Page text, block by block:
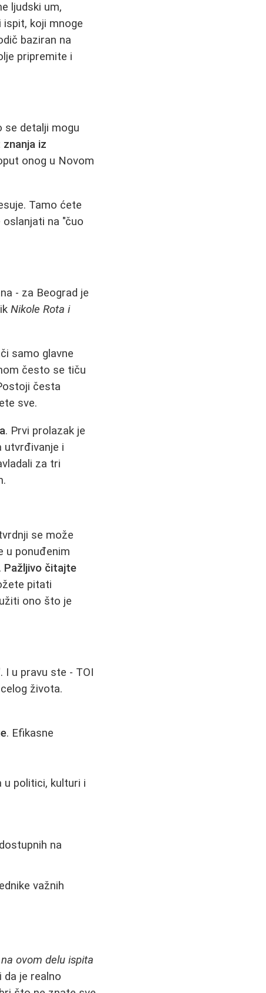
ljudski um,
koji mnoge
baziran na
pripremite i
se detalji mogu
iz
onog u Novom
Tamo ćete
na "čuo
- za Beograd je
Nikole Rota i
samo glavne
često se tiču
česta
sve.
. Prvi prolazak je
utvrđivanje i
za tri
se može
u ponuđenim
Pažljivo čitajte
pitati
ono što je
I u pravu ste - TOI
života.
. Efikasne
u politici, kulturi i
na
važnih
ovom delu ispita
da je realno